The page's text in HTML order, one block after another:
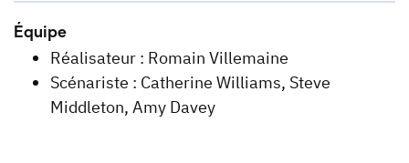
Équipe
Réalisateur : Romain Villemaine
Scénariste : Catherine Williams, Steve
Middleton, Amy Davey